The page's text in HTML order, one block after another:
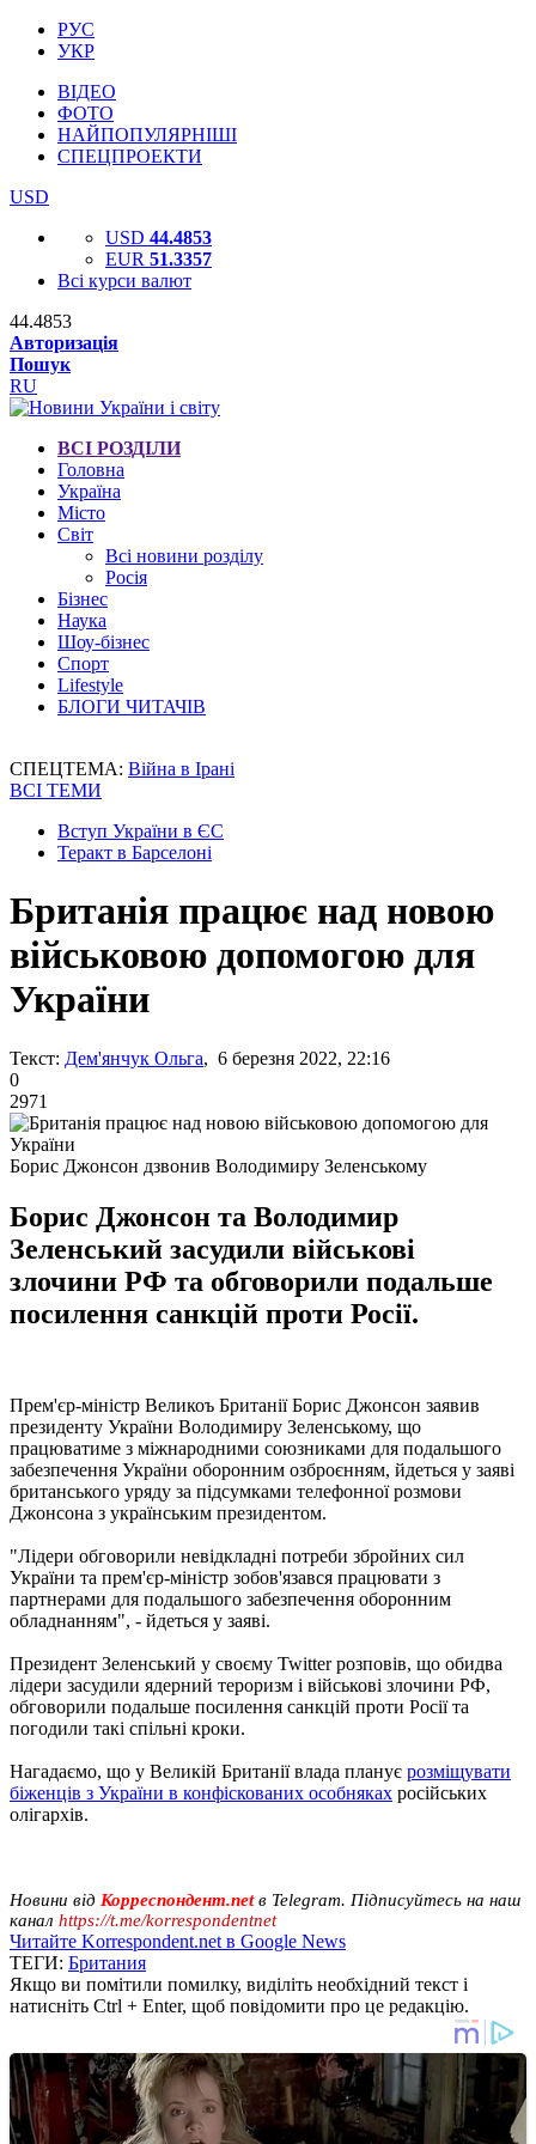
РУС
УКР
ВІДЕО
ФОТО
НАЙПОПУЛЯРНІШІ
СПЕЦПРОЕКТИ
USD
USD 44.4853
EUR 51.3357
Всі курси валют
44.4853
Авторизація
Пошук
RU
ВСІ РОЗДІЛИ
Головна
Україна
Місто
Світ
Всі новини розділу
Росія
Бізнес
Наука
Шоу-бізнес
Спорт
Lifestyle
БЛОГИ ЧИТАЧІВ
СПЕЦТЕМА: Війна в Ірані
ВСІ ТЕМИ
Вступ України в ЄС
Теракт в Барселоні
Британія працює над новою
військовою допомогою для
України
Текст: Дем'янчук Ольга, 6 березня 2022, 22:16
0
2971
Борис Джонсон дзвонив Володимиру Зеленському
Борис Джонсон та Володимир
Зеленський засудили військові
злочини РФ та обговорили подальше
посилення санкцій проти Росії.
Прем'єр-міністр Великоъ Британії Борис Джонсон заявив
президенту України Володимиру Зеленському, що
працюватиме з міжнародними союзниками для подальшого
забезпечення України оборонним озброєнням, йдеться у заяві
британського уряду за підсумками телефонної розмови
Джонсона з українським президентом.
"Лідери обговорили невідкладні потреби збройних сил
України та прем'єр-міністр зобов'язався працювати з
партнерами для подальшого забезпечення оборонним
обладнанням", - йдеться у заяві.
Президент Зеленський у своєму Twitter розповів, що обидва
лідери засудили ядерний тероризм і військові злочини РФ,
обговорили подальше посилення санкцій проти Росії та
погодили такі спільні кроки.
Нагадаємо, що у Великій Британії влада планує розміщувати
біженців з України в конфіскованих особняках російських
олігархів.
Новини від Корреспондент.netв Telegram. Підписуйтесь на наш
канал https://t.me/korrespondentnet
Читайте Korrespondent.net в Google News
ТЕГИ: Британия
Якщо ви помітили помилку, виділіть необхідний текст і
натисніть Ctrl + Enter, щоб повідомити про це редакцію.